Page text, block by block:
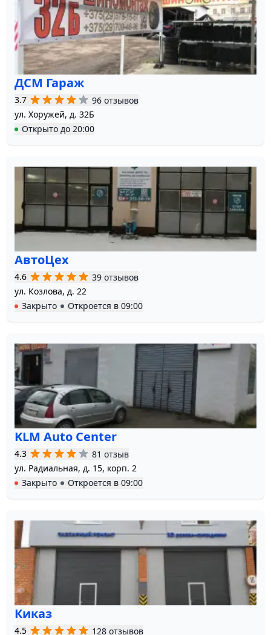
ДСМ Гараж
3.7
96 отзывов
ул. Хоружей, д. 32Б
Открыто до 20:00
АвтоЦех
4.6
39 отзывов
ул. Козлова, д. 22
Закрыто
Откроется в 09:00
KLM Auto Center
4.3
81 отзыв
ул. Радиальная, д. 15, корп. 2
Закрыто
Откроется в 09:00
Киказ
4.5
128 отзывов